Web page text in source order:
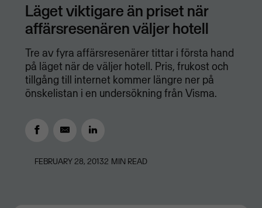
Läget viktigare än priset när
affärsresenären väljer hotell
Tre av fyra affärsresenärer tittar i första hand
på läget när de väljer hotell. Pris, frukost och
tillgång till internet kommer längre ner på
önskelistan i en undersökning från Visma.
FEBRUARY 28, 20132 MIN READ